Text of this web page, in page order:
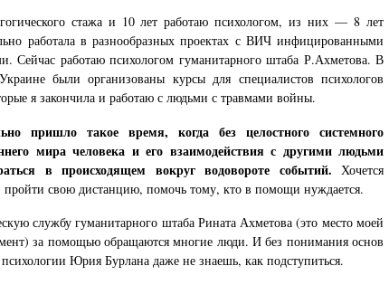
стажа и 10 лет работаю психологом, из них — 8 лет
работала в разнообразных проектах с ВИЧ инфицированными
Сейчас работаю психологом гуманитарного штаба Р.Ахметова. В
были организованы курсы для специалистов психологов
я закончила и работаю с людьми с травмами войны.
пришло такое время, когда без целостного системного
мира человека и его взаимодействия с другими людьми
в происходящем вокруг водовороте событий. Хочется
пройти свою дистанцию, помочь тому, кто в помощи нуждается.
службу гуманитарного штаба Рината Ахметова (это место моей
за помощью обращаются многие люди. И без понимания основ
Юрия Бурлана даже не знаешь, как подступиться.